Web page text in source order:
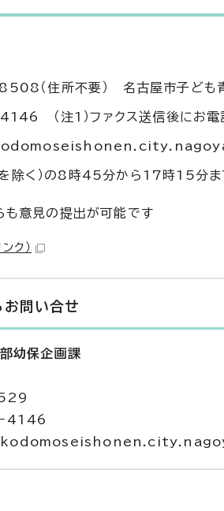
住所不要） 名古屋市子ども青
（注1）ファクス送信後にお
除く）の8時45分から17時15分ま
も意見の提出が可能です
ク）
お問い合せ
幼保企画課
4146